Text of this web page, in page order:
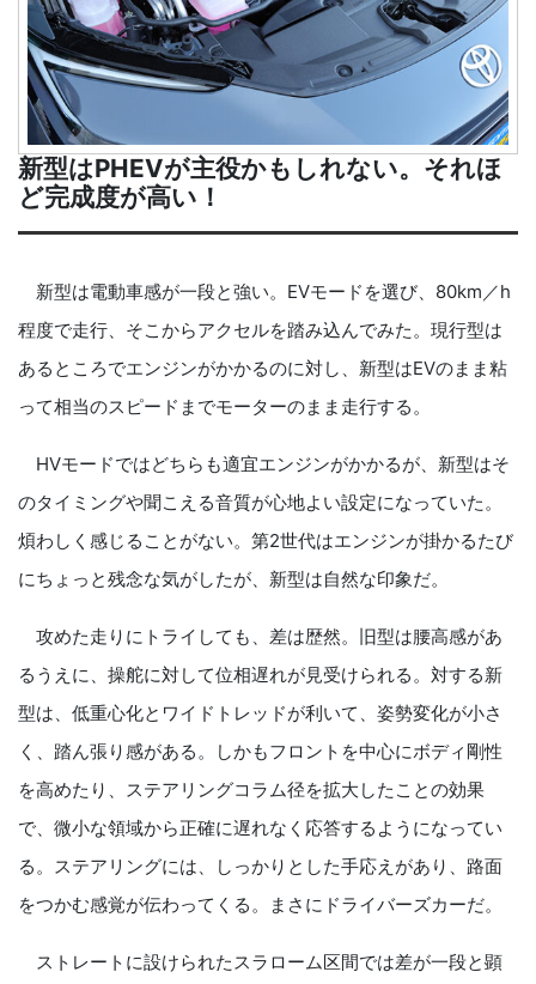
新型はPHEVが主役かもしれない。それほ
ど完成度が高い！
新型は電動車感が一段と強い。EVモードを選び、80km／h
程度で走行、そこからアクセルを踏み込んでみた。現行型は
あるところでエンジンがかかるのに対し、新型はEVのまま粘
って相当のスピードまでモーターのまま走行する。
HVモードではどちらも適宜エンジンがかかるが、新型はそ
のタイミングや聞こえる音質が心地よい設定になっていた。
煩わしく感じることがない。第2世代はエンジンが掛かるたび
にちょっと残念な気がしたが、新型は自然な印象だ。
攻めた走りにトライしても、差は歴然。旧型は腰高感があ
るうえに、操舵に対して位相遅れが見受けられる。対する新
型は、低重心化とワイドトレッドが利いて、姿勢変化が小さ
く、踏ん張り感がある。しかもフロントを中心にボディ剛性
を高めたり、ステアリングコラム径を拡大したことの効果
で、微小な領域から正確に遅れなく応答するようになってい
る。ステアリングには、しっかりとした手応えがあり、路面
をつかむ感覚が伝わってくる。まさにドライバーズカーだ。
ストレートに設けられたスラローム区間では差が一段と顕